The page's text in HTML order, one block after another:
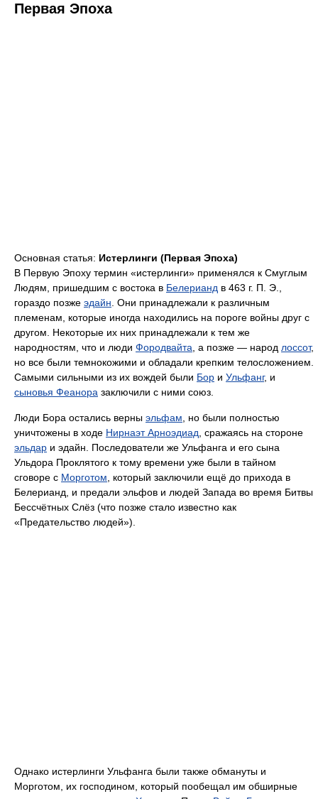
Первая Эпоха
Основная статья: Истерлинги (Первая Эпоха)
В Первую Эпоху термин «истерлинги» применялся к Смуглым
Людям, пришедшим с востока в Белерианд в 463 г. П. Э.,
гораздо позже эдайн . Они принадлежали к различным
племенам, которые иногда находились на пороге войны друг с
другом. Некоторые их них принадлежали к тем же
народностям, что и люди Фородвайта , а позже — народ лоссот,
но все были темнокожими и обладали крепким телосложением.
Самыми сильными из их вождей были Бор и Ульфанг, и
сыновья Феанора заключили с ними союз.
Люди Бора остались верны эльфам , но были полностью
уничтожены в ходе Нирнаэт Арноэдиад , сражаясь на стороне
эльдар и эдайн. Последователи же Ульфанга и его сына
Ульдора Проклятого к тому времени уже были в тайном
сговоре с Морготом , который заключили ещё до прихода в
Белерианд, и предали эльфов и людей Запада во время Битвы
Бессчётных Слёз (что позже стало известно как
«Предательство людей»).
Однако истерлинги Ульфанга были также обмануты и
Морготом, их господином, который пообещал им обширные